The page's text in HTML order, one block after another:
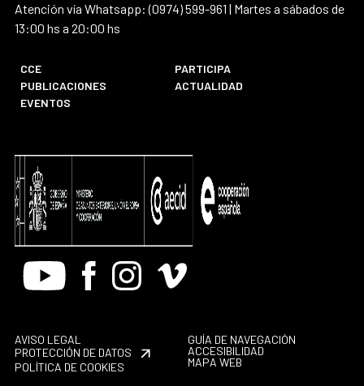
Atención vía Whatsapp: (0974) 599-961 | Martes a sábados de
13:00 hs a 20:00 hs
CCE
PARTICIPA
PUBLICACIONES
ACTUALIDAD
EVENTOS
Youtube FacebookInstagram
Vimeo
AVISO LEGAL
PROTECCIÓN DE DATOS
POLÍTICA DE COOKIES
GUÍA DE NAVEGACIÓN
ACCESIBILIDAD
MAPA WEB